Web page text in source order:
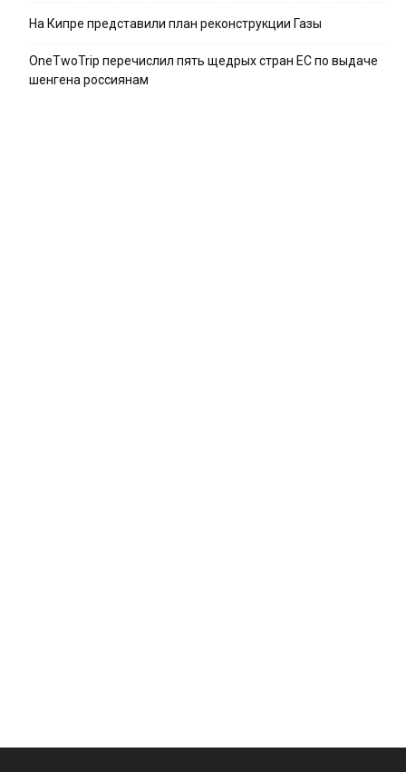
На Кипре представили план реконструкции Газы
OneTwoTrip перечислил пять щедрых стран ЕС по выдаче
шенгена россиянам